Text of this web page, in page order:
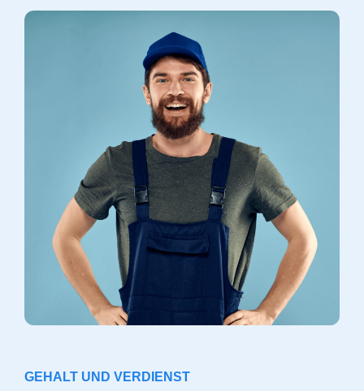
GEHALT UND VERDIENST